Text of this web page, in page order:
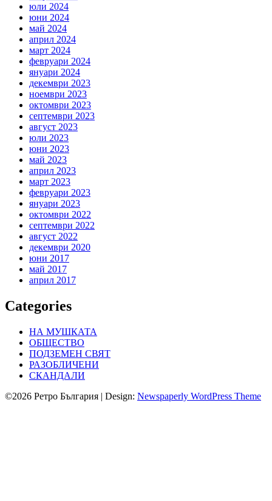
юли 2024
юни 2024
май 2024
април 2024
март 2024
февруари 2024
януари 2024
декември 2023
ноември 2023
октомври 2023
септември 2023
август 2023
юли 2023
юни 2023
май 2023
април 2023
март 2023
февруари 2023
януари 2023
октомври 2022
септември 2022
август 2022
декември 2020
юни 2017
май 2017
април 2017
Categories
НА МУШКАТА
ОБЩЕСТВО
ПОДЗЕМЕН СВЯТ
РАЗОБЛИЧЕНИ
СКАНДАЛИ
©2026 Ретро България | Design: Newspaperly WordPress Theme